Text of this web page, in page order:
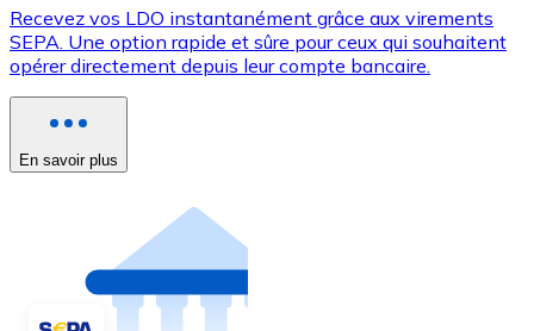
Recevez vos LDO instantanément grâce aux virements
SEPA. Une option rapide et sûre pour ceux qui souhaitent
opérer directement depuis leur compte bancaire.
En savoir plus